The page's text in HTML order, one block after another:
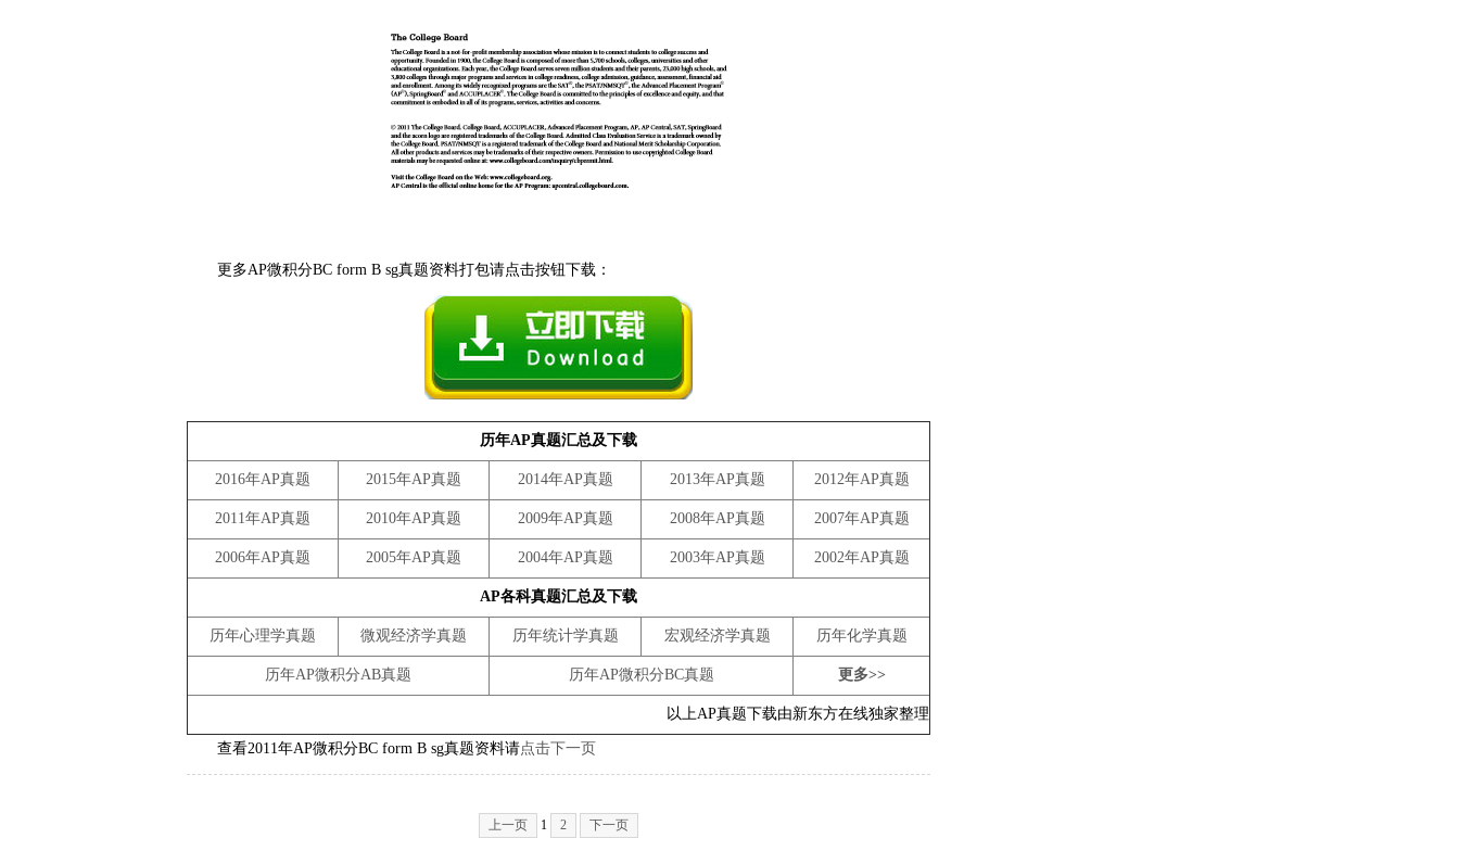
更多AP微积分BC form B sg真题资料打包请点击按钮下载：
历年AP真题汇总及下载
2016年AP真题 2015年AP真题 2014年AP真题 2013年AP真题 2012年AP真题
2011年AP真题 2010年AP真题 2009年AP真题 2008年AP真题 2007年AP真题
2006年AP真题 2005年AP真题 2004年AP真题 2003年AP真题 2002年AP真题
AP各科真题汇总及下载
历年心理学真题 微观经济学真题 历年统计学真题 宏观经济学真题 历年化学真题
历年AP微积分AB真题 历年AP微积分BC真题 更多>>
以上AP真题下载由新东方在线独家整理
查看2011年AP微积分BC form B sg真题资料请点击下一页
上一页 1 2 下一页